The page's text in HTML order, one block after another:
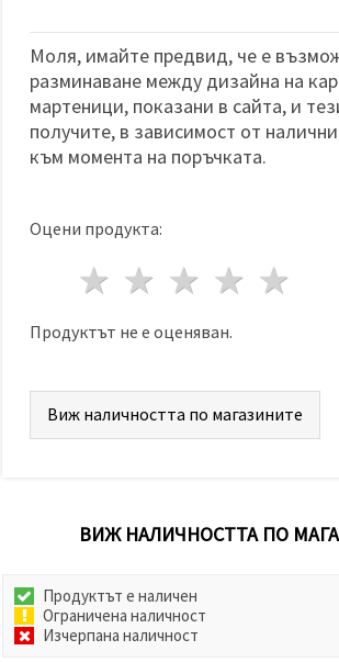
Моля, имайте предвид, че е
разминаване между дизайна на
мартеници, показани в сайта, и
получите, в зависимост от
към момента на поръчката.
Оцени продукта:
4
3 звезди
2 звезди
1 звезда
Продуктът не е оценяван.
Виж наличността по магазините
ВИЖ НАЛИЧНОСТТА ПО
Продуктът е наличен
Ограничена наличност
Изчерпана наличност